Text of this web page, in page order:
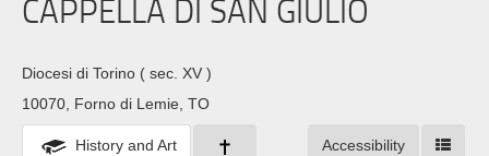
CAPPELLA DI SAN GIULIO
Diocesi di Torino ( sec. XV )
10070, Forno di Lemie, TO
History and Art Accessibility